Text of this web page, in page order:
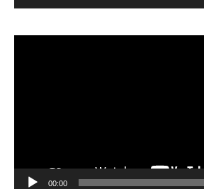
00:00